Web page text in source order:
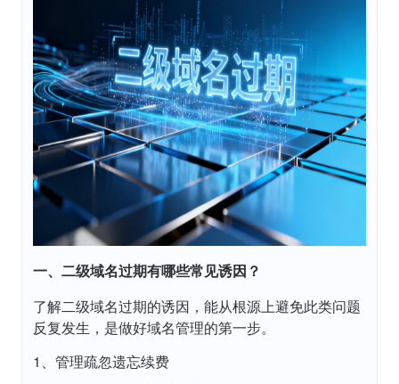
一、二级域名过期有哪些常见诱因？
了解二级域名过期的诱因，能从根源上避免此类问题
反复发生，是做好域名管理的第一步。
1、管理疏忽遗忘续费